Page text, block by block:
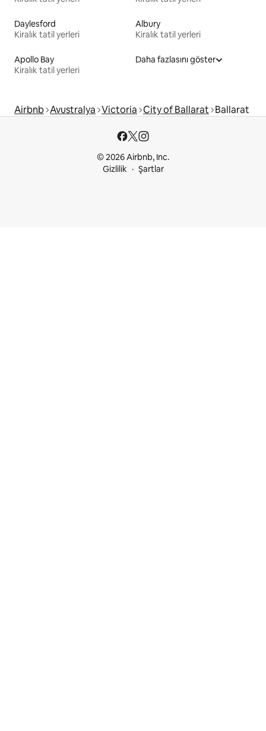
Daylesford
Kiralık tatil yerleri
Albury
Kiralık tatil yerleri
Apollo Bay
Kiralık tatil yerleri
Daha fazlasını göster
Airbnb Avustralya Victoria City of Ballarat Ballarat
© 2026 Airbnb, Inc.
Gizlilik
Şartlar